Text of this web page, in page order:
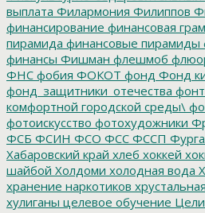
выплата Филармония Филиппов
финансирование финансовая
пирамида финансовые пирамиды
финансы Фишман флешмоб
ФНС фобия ФОКОТ фонд Фонд
фонд_защитники_отечества
комфортной городской среды\
фотоискусство фотохудожники
ФСБ ФСИН ФСО ФСС ФССП
Хабаровский край хлеб хоккей
шайбой Холдоми холодная вода
хранение наркотиков
хулиганы целевое обучение